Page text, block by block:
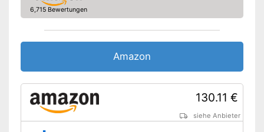
6,715 Bewertungen
Amazon
130.11 €
siehe Anbieter